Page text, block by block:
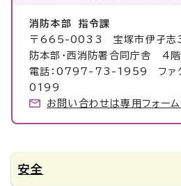
消防本部 指令課
〒665-0033 宝塚市伊孑志
防本部・西消防署合同庁舎 4階
電話：0797-73-1959 ファ
0199
お問い合わせは専用フォーム
安全